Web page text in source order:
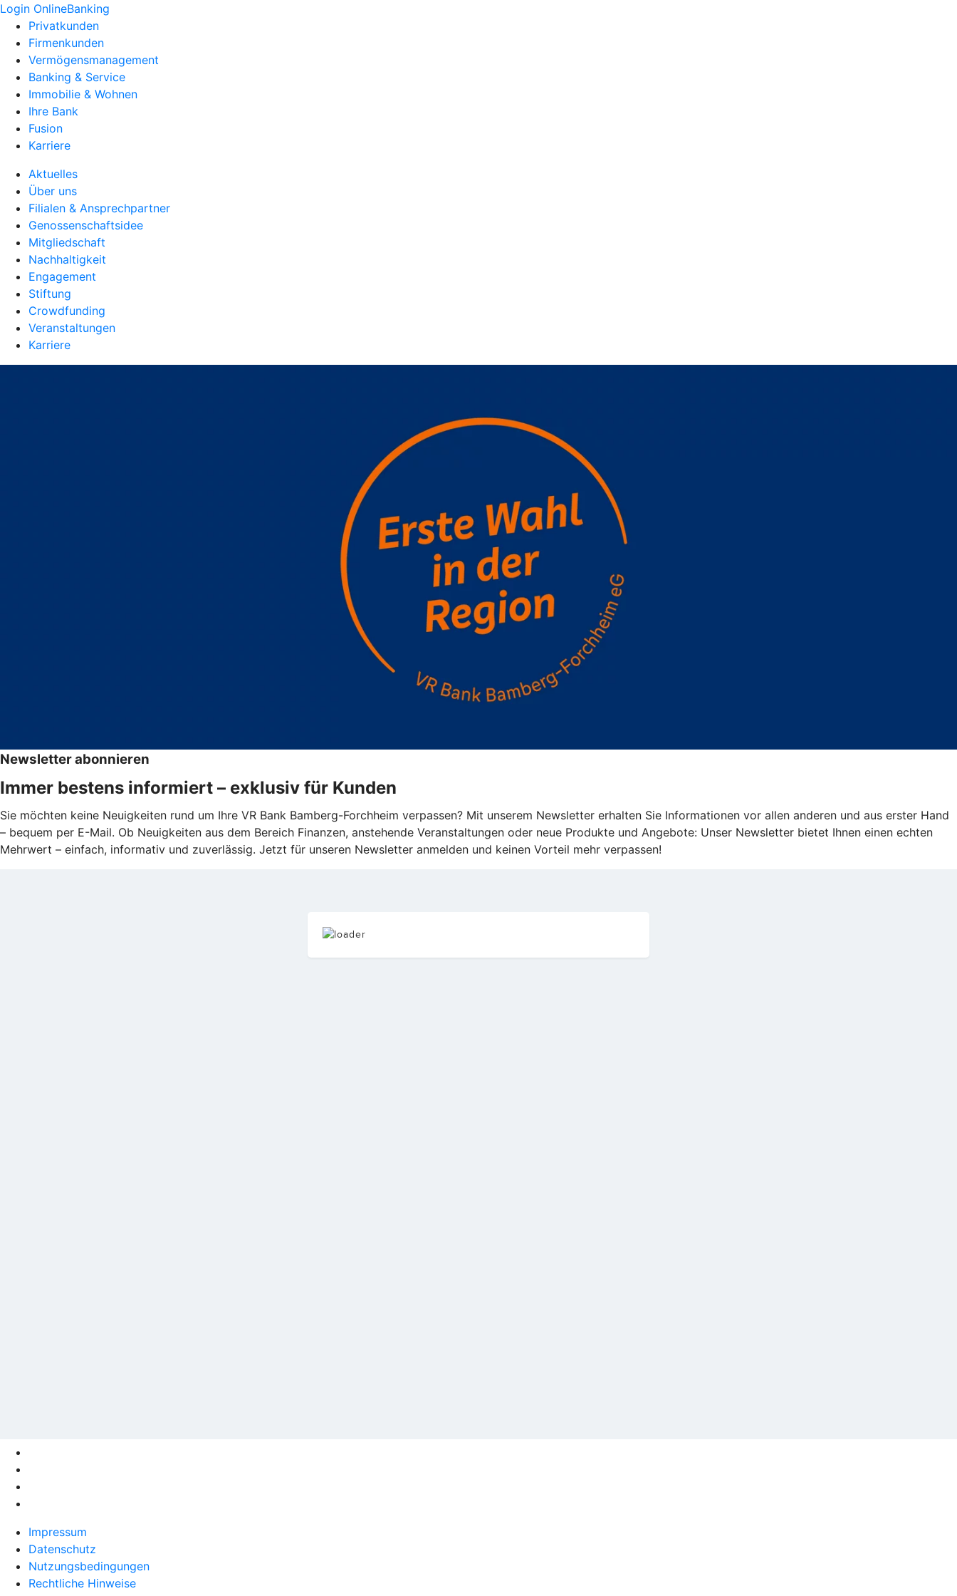
Login OnlineBanking
Privatkunden
Firmenkunden
Vermögensmanagement
Banking & Service
Immobilie & Wohnen
Ihre Bank
Fusion
Karriere
Aktuelles
Über uns
Filialen & Ansprechpartner
Genossenschaftsidee
Mitgliedschaft
Nachhaltigkeit
Engagement
Stiftung
Crowdfunding
Veranstaltungen
Karriere
Newsletter abonnieren
Immer bestens informiert – exklusiv für Kunden
Sie möchten keine Neuigkeiten rund um Ihre VR Bank Bamberg-Forchheim verpassen? Mit unserem Newsletter erhalten Sie Informationen vor allen anderen und aus erster Hand
– bequem per E-Mail. Ob Neuigkeiten aus dem Bereich Finanzen, anstehende Veranstaltungen oder neue Produkte und Angebote: Unser Newsletter bietet Ihnen einen echten
Mehrwert – einfach, informativ und zuverlässig. Jetzt für unseren Newsletter anmelden und keinen Vorteil mehr verpassen!
Impressum
Datenschutz
Nutzungsbedingungen
Rechtliche Hinweise